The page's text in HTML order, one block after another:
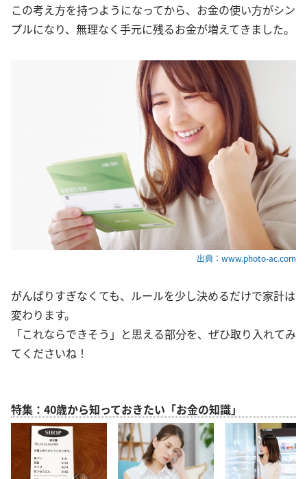
この考え方を持つようになってから、お金の使い方がシン
プルになり、無理なく手元に残るお金が増えてきました。
出典：www.photo-ac.com
がんばりすぎなくても、ルールを少し決めるだけで家計は
変わります。
「これならできそう」と思える部分を、ぜひ取り入れてみ
てくださいね！
特集：40歳から知っておきたい「お金の知識」